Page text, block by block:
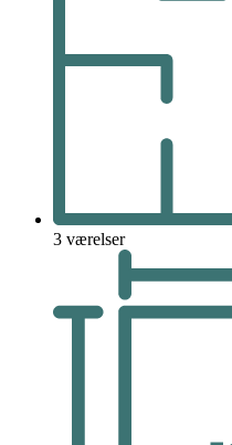
3 værelser